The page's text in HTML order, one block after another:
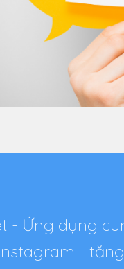
- Ứng dụng
-